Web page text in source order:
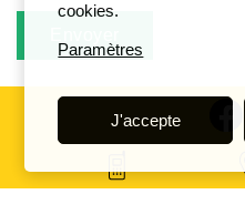
cookies.
Paramètres
J'accepte